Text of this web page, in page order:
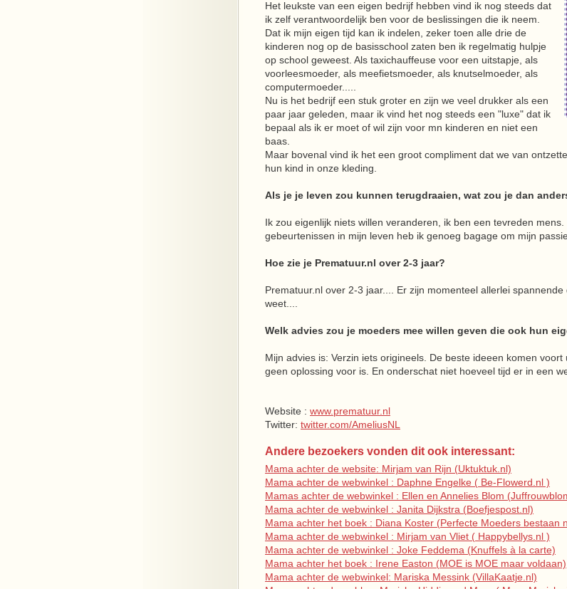
Het leukste van een eigen bedrijf hebben vind ik nog steeds dat
ik zelf verantwoordelijk ben voor de beslissingen die ik neem.
Dat ik mijn eigen tijd kan ik indelen, zeker toen alle drie de
kinderen nog op de basisschool zaten ben ik regelmatig hulpje
op school geweest. Als taxichauffeuse voor een uitstapje, als
voorleesmoeder, als meefietsmoeder, als knutselmoeder, als
computermoeder.....
Nu is het bedrijf een stuk groter en zijn we veel drukker als een
paar jaar geleden, maar ik vind het nog steeds een "luxe" dat ik
bepaal als ik er moet of wil zijn voor mn kinderen en niet een
baas.
Maar bovenal vind ik het een groot compliment dat we van
hun kind in onze kleding.
Als je je leven zou kunnen terugdraaien, wat zou je dan
Ik zou eigenlijk niets willen veranderen, ik ben een tevreden
gebeurtenissen in mijn leven heb ik genoeg bagage om mijn
Hoe zie je Prematuur.nl over 2-3 jaar?
Prematuur.nl over 2-3 jaar.... Er zijn momenteel allerlei
weet....
Welk advies zou je moeders mee willen geven die ook hun
Mijn advies is: Verzin iets origineels. De beste ideeen komen
geen oplossing voor is. En onderschat niet hoeveel tijd er in een
Website : www.prematuur.nl
Twitter: twitter.com/AmeliusNL
Andere bezoekers vonden dit ook interessant:
Mama achter de website: Mirjam van Rijn (Uktuktuk.nl)
Mama achter de webwinkel : Daphne Engelke ( Be-Flowerd.nl )
Mamas achter de webwinkel : Ellen en Annelies Blom
Mama achter de webwinkel : Janita Dijkstra (Boefjespost.nl)
Mama achter het boek : Diana Koster (Perfecte Moeders bestaan
Mama achter de webwinkel : Mirjam van Vliet ( Happybellys.nl )
Mama achter de webwinkel : Joke Feddema (Knuffels à la carte)
Mama achter het boek : Irene Easton (MOE is MOE maar voldaan)
Mama achter de webwinkel: Mariska Messink (VillaKaatje.nl)